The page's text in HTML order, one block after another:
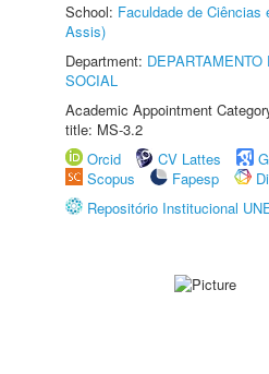
School: Faculdade de Ciências
Assis)
Department:
SOCIAL
Academic Appointment
title: MS-3.2
Orcid
CV Lattes
Scopus
Fapesp
Repositório Institucional